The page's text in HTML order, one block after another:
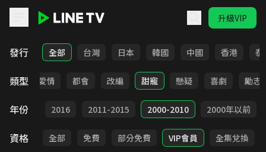
升級VIP
LINE TV - 戲劇
發行 全部 台灣 日本 韓國 中國 香港 泰
類型
古裝 愛情 都會 改編 甜寵 懸疑 喜劇 勵志
年份
2017 2016 2011-2015 2000-2010 2000年以前
資格 全部 免費 部分免費 VIP會員 全集兌換